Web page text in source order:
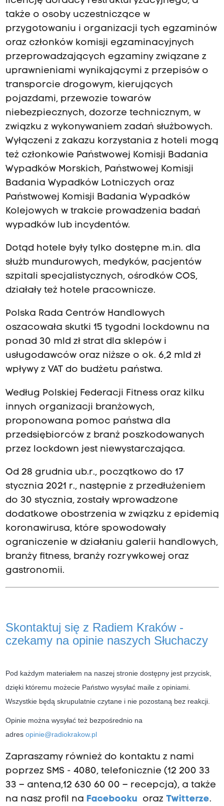
także o osoby uczestniczące w
przygotowaniu i organizacji tych egzaminów
oraz członków komisji egzaminacyjnych
przeprowadzających egzaminy związane z
uprawnieniami wynikającymi z przepisów o
transporcie drogowym, kierujących
pojazdami, przewozie towarów
niebezpiecznych, dozorze technicznym, w
związku z wykonywaniem zadań służbowych.
Wyłączeni z zakazu korzystania z hoteli mogą
też członkowie Państwowej Komisji Badania
Wypadków Morskich, Państwowej Komisji
Badania Wypadków Lotniczych oraz
Państwowej Komisji Badania Wypadków
Kolejowych w trakcie prowadzenia badań
wypadków lub incydentów.
Dotąd hotele były tylko dostępne m.in. dla
służb mundurowych, medyków, pacjentów
szpitali specjalistycznych, ośrodków COS,
działały też hotele pracownicze.
Polska Rada Centrów Handlowych
oszacowała skutki 15 tygodni lockdownu na
ponad 30 mld zł strat dla sklepów i
usługodawców oraz niższe o ok. 6,2 mld zł
wpływy z VAT do budżetu państwa.
Według Polskiej Federacji Fitness oraz kilku
innych organizacji branżowych,
proponowana pomoc państwa dla
przedsiębiorców z branż poszkodowanych
przez lockdown jest niewystarczająca.
Od 28 grudnia ub.r., początkowo do 17
stycznia 2021 r., następnie z przedłużeniem
do 30 stycznia, zostały wprowadzone
dodatkowe obostrzenia w związku z epidemią
koronawirusa, które spowodowały
ograniczenie w działaniu galerii handlowych,
branży fitness, branży rozrywkowej oraz
gastronomii.
Skontaktuj się z Radiem Kraków -
czekamy na opinie naszych Słuchaczy
Pod każdym materiałem na naszej stronie dostępny jest przycisk,
dzięki któremu możecie Państwo wysyłać maile z opiniami.
Wszystkie będą skrupulatnie czytane i nie pozostaną bez reakcji.
Opinie można wysyłać też bezpośrednio na
adres opinie@radiokrakow.pl
Zapraszamy również do kontaktu z nami
poprzez SMS - 4080, telefonicznie (12 200 33
33 – antena,12 630 60 00 – recepcja), a także
na nasz profil na Facebooku oraz Twitterze.